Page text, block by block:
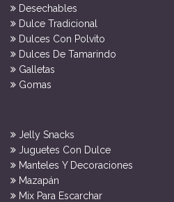
Desechables
Dulce Tradicional
Dulces Con Polvito
Dulces De Tamarindo
Galletas
Gomas
Jelly Snacks
Juguetes Con Dulce
Manteles Y Decoraciones
Mazapán
Mix Para Escarchar